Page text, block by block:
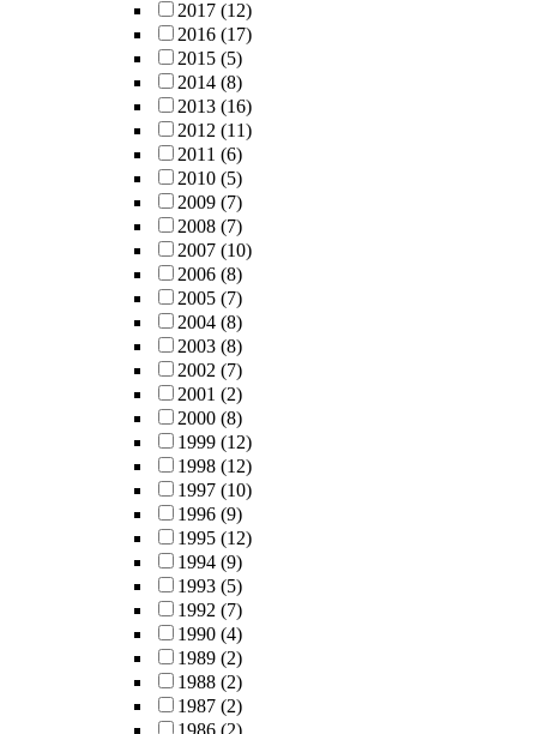
2017 (12)
2016 (17)
2015 (5)
2014 (8)
2013 (16)
2012 (11)
2011 (6)
2010 (5)
2009 (7)
2008 (7)
2007 (10)
2006 (8)
2005 (7)
2004 (8)
2003 (8)
2002 (7)
2001 (2)
2000 (8)
1999 (12)
1998 (12)
1997 (10)
1996 (9)
1995 (12)
1994 (9)
1993 (5)
1992 (7)
1990 (4)
1989 (2)
1988 (2)
1987 (2)
1986 (2)